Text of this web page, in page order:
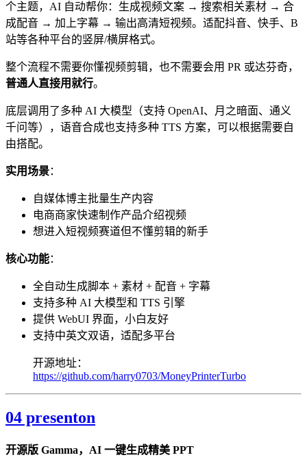
个主题，AI 自动帮你：生成视频文案 → 搜索相关素材 → 合
成配音 → 加上字幕 → 输出高清短视频。适配抖音、快手、B
站等各种平台的竖屏/横屏格式。
整个流程不需要你懂视频剪辑，也不需要会用 PR 或达芬奇，
普通人直接用就行。
底层调用了多种 AI 大模型（支持 OpenAI、月之暗面、通义
千问等），语音合成也支持多种 TTS 方案，可以根据需要自
由搭配。
实用场景：
自媒体博主批量生产内容
电商商家快速制作产品介绍视频
想进入短视频赛道但不懂剪辑的新手
核心功能：
全自动生成脚本 + 素材 + 配音 + 字幕
支持多种 AI 大模型和 TTS 引擎
提供 WebUI 界面，小白友好
支持中英文双语，适配多平台
开源地址：
https://github.com/harry0703/MoneyPrinterTurbo
04 presenton
开源版 Gamma，AI 一键生成精美 PPT